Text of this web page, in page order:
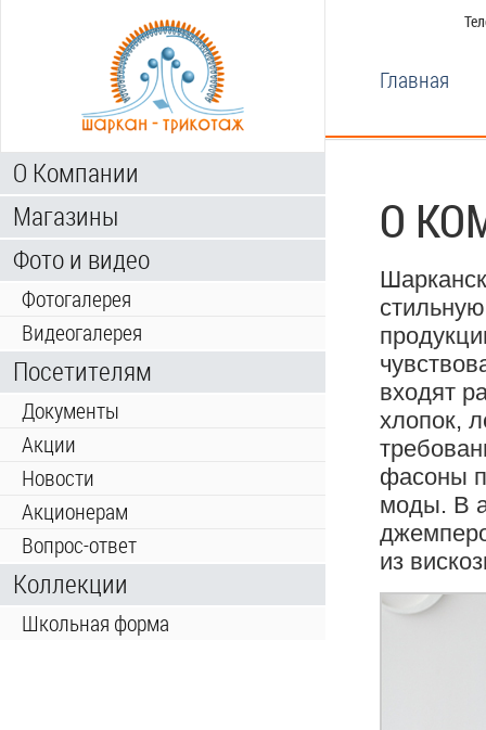
Главная
О Компании
Магазины
Фото и видео
Фотогалерея
Видеогалерея
Посетителям
Документы
Акции
Новости
Акционерам
Вопрос-ответ
Коллекции
Школьная форма
О
входят
хлопок,
фасоны
моды. В
из